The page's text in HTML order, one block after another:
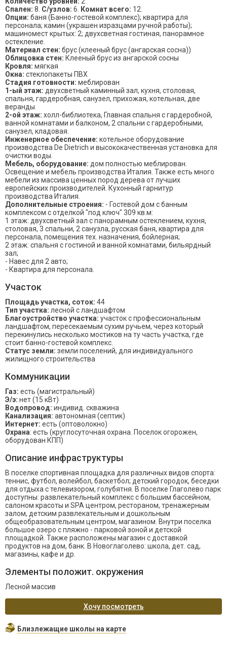
Спален: 8. С/узлов: 6. Комнат всего: 12.
Опции: баня (Банно-гостевой комплекс); квартира для
персонала; камин (украшен изразцами ручной работы);
машиномест крытых: 2; двухсветная гостиная, панорамное
остекление.
Материал стен: брус (клееный брус (ангарская сосна))
Облицовка стен: Клееный брус из ангарской сосны
Кровля: мягкая
Окна: стеклопакеты ПВХ
Стадия готовности: меблирован
1-ый этаж: двухсветный каминный зал, кухня, столовая,
спальня, гардеробная, санузел, прихожая, котельная, две
веранды.
2-ой этаж: холл-библиотека, Главная спальня с гардеробной,
ванной комнатами и балконом, 2 спальни с гардеробными,
санузел, кладовая.
Инженерное обеспечение: котельное оборудование
производства De Dietrich и высококачественная установка для
очистки воды.
Мебель, оборудование: дом полностью меблирован.
Освещение и мебель производства Италия. Также есть много
мебели из массива ценных пород дерева от лучших
европейских производителей. Кухонный гарнитур
производства Италия.
Дополнительные строения: - Гостевой дом с банным
комплексом с отделкой "под ключ" 309 кв.м:
1 этаж: двухсветный зал с панорамным остеклением, кухня,
столовая, 3 спальни, 2 санузла, русская баня, квартира для
персонала, помещения тех. назначения, бойлерная;
2 этаж: спальня с гостиной и ванной комнатами, бильярдный
зал;
- Навес для 2 авто;
- Квартира для персонала.
Участок
Площадь участка, соток: 44
Тип участка: лесной с ландшафтом
Благоустройство участка: участок с профессиональным
ландшафтом, пересекаемым сухим ручьем, через который
перекинулись несколько мостиков на ту часть участка, где
стоит банно-гостевой комплекс.
Статус земли: земли поселений, для индивидуального
жилищного строительства
Коммуникации
Газ: есть (магистральный)
Э/э: нет (15 кВт)
Водопровод: индивид. скважина
Канализация: автономная (септик)
Интернет: есть (оптоволокно)
Охрана: есть (круглосуточная охрана. Поселок огорожен,
оборудован КПП)
Описание инфраструктуры
В поселке спортивная площадка для различных видов спорта:
теннис, футбол, волейбол, баскетбол; детский городок, беседки
для отдыха с телевизором, голубятня. В поселке Глаголево парк
доступны: развлекательный комплекс с большим бассейном,
салоном красоты и SPA центром, рестораном, тренажерным
залом, детским развлекательным и дошкольным
общеобразовательным центром, магазином. Внутри поселка
большое озеро с пляжно - парковой зоной и детской
площадкой. Также расположены магазин с доставкой
продуктов на дом, банк. В Новоглаголево: школа, дет. сад,
магазины, кафе и др.
Элементы положит. окружения
Лесной массив
Хочу посмотреть
Близлежащие школы на карте